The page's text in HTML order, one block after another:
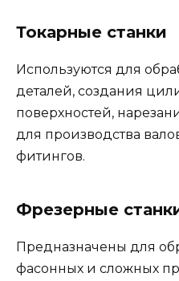
Токарные станки
Используются для
деталей, создания
поверхностей,
для производства
фитингов.
Фрезерные
Предназначены для
фасонных и сложных